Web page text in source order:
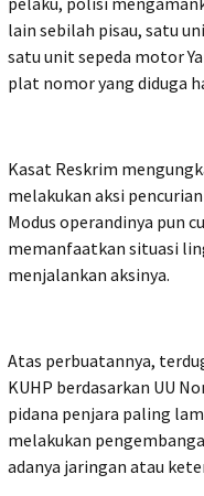
lain sebilah pisau, satu
satu unit sepeda motor
plat nomor yang diduga
Kasat Reskrim
melakukan aksi
Modus operandinya pun
memanfaatkan situasi
menjalankan aksinya.
Atas perbuatannya,
KUHP berdasarkan UU
pidana penjara paling
melakukan
adanya jaringan atau